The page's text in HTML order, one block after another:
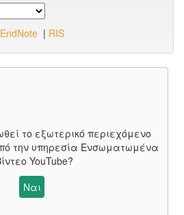
EndNote | RIS
το εξωτερικό περιεχόμενο
την υπηρεσία Ενσωματωμένα
YouTube?
Ναι